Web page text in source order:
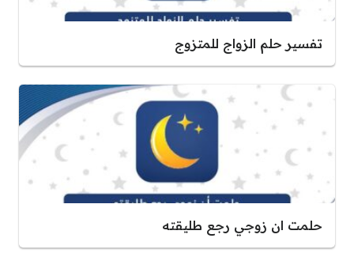
تفسير حلم الزواج للمتزوج
حلمت ان زوجي رجع طليقته